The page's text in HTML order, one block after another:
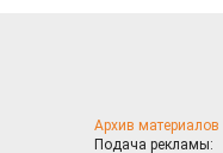
Архив материалов
Подача рекламы: